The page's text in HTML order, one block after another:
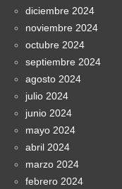
diciembre 2024
noviembre 2024
octubre 2024
septiembre 2024
agosto 2024
julio 2024
junio 2024
mayo 2024
abril 2024
marzo 2024
febrero 2024